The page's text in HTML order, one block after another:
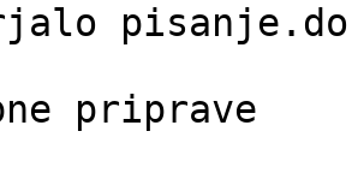
priprave